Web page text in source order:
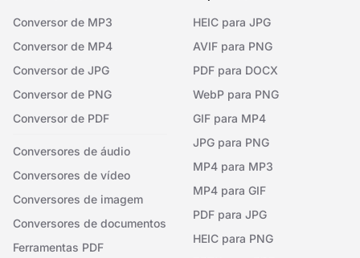
Conversor de MP3
Conversor de MP4
Conversor de JPG
Conversor de PNG
Conversor de PDF
Conversores de áudio
Conversores de vídeo
Conversores de imagem
Conversores de documentos
Ferramentas PDF
HEIC para JPG
AVIF para PNG
PDF para DOCX
WebP para PNG
GIF para MP4
JPG para PNG
MP4 para MP3
MP4 para GIF
PDF para JPG
HEIC para PNG